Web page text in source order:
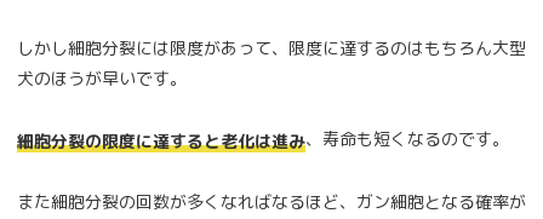
しかし細胞分裂には限度があって、限度に達するのはもちろん大型
犬のほうが早いです。
細胞分裂の限度に達すると老化は進み、寿命も短くなるのです。
また細胞分裂の回数が多くなればなるほど、ガン細胞となる確率が